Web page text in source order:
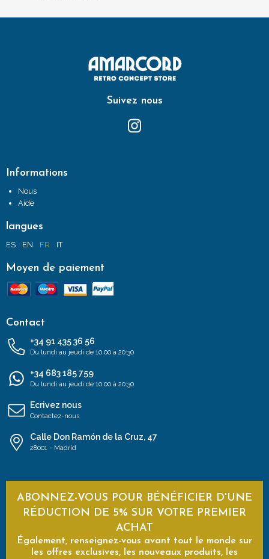
Suivez nous
Informations
Nous
Aide
langues
ES EN FR IT
Moyen de paiement
Contact
+34 91 435 36 56
Du lundi au jeudi de 10:00 à 20:30
+34 683 185 759
Du lundi au jeudi de 10:00 à 20:30
Ecrivez nous
Contactez-nous
Calle Don Ramón de la Cruz, 47
28001 - Madrid
ABONNEZ-VOUS POUR BÉNÉFICIER D'UNE
RÉDUCTION DE 5% SUR VOTRE PREMIER
ACHAT
Également, renseignez-vous avant tout le monde sur
les offres exclusives, les nouveaux produits, les